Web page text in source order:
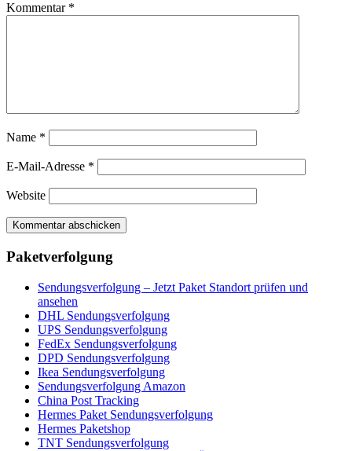
Kommentar *
Name *
E-Mail-Adresse *
Website
Paketverfolgung
Sendungsverfolgung – Jetzt Paket Standort prüfen und
ansehen
DHL Sendungsverfolgung
UPS Sendungsverfolgung
FedEx Sendungsverfolgung
DPD Sendungsverfolgung
Ikea Sendungsverfolgung
Sendungsverfolgung Amazon
China Post Tracking
Hermes Paket Sendungsverfolgung
Hermes Paketshop
TNT Sendungsverfolgung